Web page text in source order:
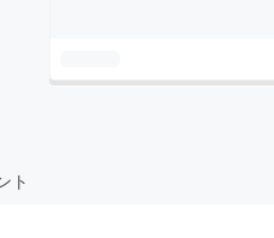
ト